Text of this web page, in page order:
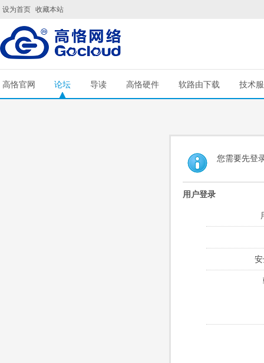
设为首页 收藏本站
高恪官网 论坛 导读 高恪硬件 软路由下载 技术
您需要先登
用户登录